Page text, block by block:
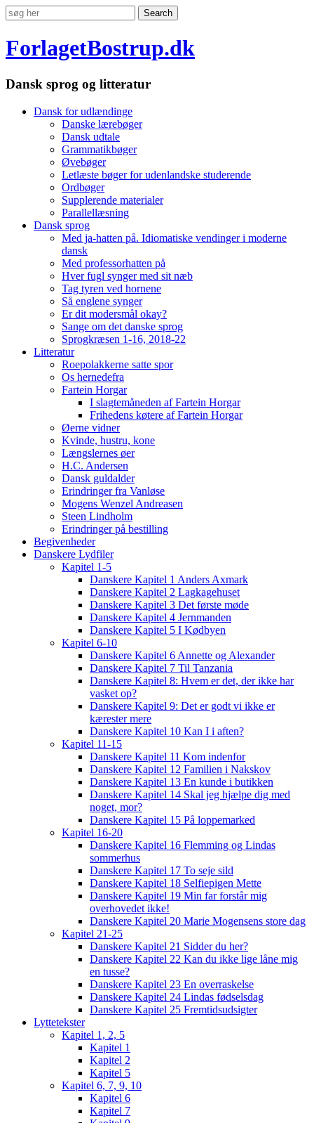
ForlagetBostrup.dk
Dansk sprog og litteratur
Dansk for udlændinge
Danske lærebøger
Dansk udtale
Grammatikbøger
Øvebøger
Letlæste bøger for udenlandske studerende
Ordbøger
Supplerende materialer
Parallellæsning
Dansk sprog
Med ja-hatten på. Idiomatiske vendinger i moderne
dansk
Med professorhatten på
Hver fugl synger med sit næb
Tag tyren ved hornene
Så englene synger
Er dit modersmål okay?
Sange om det danske sprog
Sprogkræsen 1-16, 2018-22
Litteratur
Roepolakkerne satte spor
Os hernedefra
Fartein Horgar
I slagtemåneden af Fartein Horgar
Frihedens køtere af Fartein Horgar
Øerne vidner
Kvinde, hustru, kone
Længslernes øer
H.C. Andersen
Dansk guldalder
Erindringer fra Vanløse
Mogens Wenzel Andreasen
Steen Lindholm
Erindringer på bestilling
Begivenheder
Danskere Lydfiler
Kapitel 1-5
Danskere Kapitel 1 Anders Axmark
Danskere Kapitel 2 Lagkagehuset
Danskere Kapitel 3 Det første møde
Danskere Kapitel 4 Jernmanden
Danskere Kapitel 5 I Kødbyen
Kapitel 6-10
Danskere Kapitel 6 Annette og Alexander
Danskere Kapitel 7 Til Tanzania
Danskere Kapitel 8: Hvem er det, der ikke har
vasket op?
Danskere Kapitel 9: Det er godt vi ikke er
kærester mere
Danskere Kapitel 10 Kan I i aften?
Kapitel 11-15
Danskere Kapitel 11 Kom indenfor
Danskere Kapitel 12 Familien i Nakskov
Danskere Kapitel 13 En kunde i butikken
Danskere Kapitel 14 Skal jeg hjælpe dig med
noget, mor?
Danskere Kapitel 15 På loppemarked
Kapitel 16-20
Danskere Kapitel 16 Flemming og Lindas
sommerhus
Danskere Kapitel 17 To seje sild
Danskere Kapitel 18 Selfiepigen Mette
Danskere Kapitel 19 Min far forstår mig
overhovedet ikke!
Danskere Kapitel 20 Marie Mogensens store dag
Kapitel 21-25
Danskere Kapitel 21 Sidder du her?
Danskere Kapitel 22 Kan du ikke lige låne mig
en tusse?
Danskere Kapitel 23 En overraskelse
Danskere Kapitel 24 Lindas fødselsdag
Danskere Kapitel 25 Fremtidsudsigter
Lyttetekster
Kapitel 1, 2, 5
Kapitel 1
Kapitel 2
Kapitel 5
Kapitel 6, 7, 9, 10
Kapitel 6
Kapitel 7